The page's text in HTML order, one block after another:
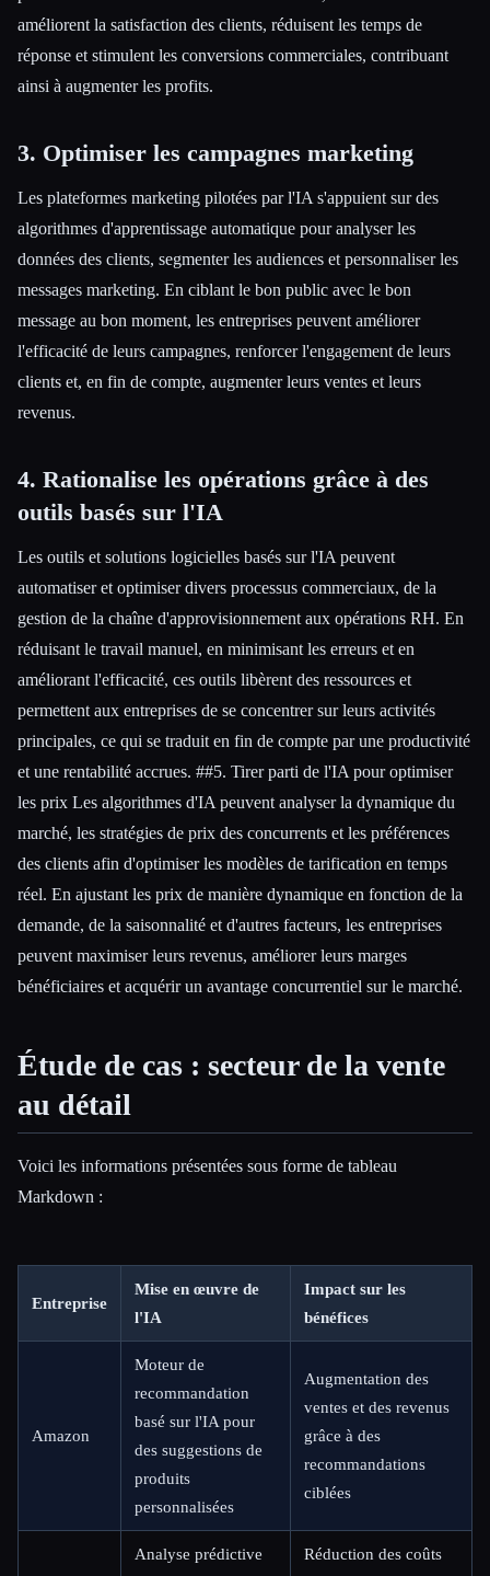
améliorent la satisfaction des clients, réduisent les temps de
réponse et stimulent les conversions commerciales, contribuant
ainsi à augmenter les profits.
3. Optimiser les campagnes marketing
Les plateformes marketing pilotées par l'IA s'appuient sur des
algorithmes d'apprentissage automatique pour analyser les
données des clients, segmenter les audiences et personnaliser les
messages marketing. En ciblant le bon public avec le bon
message au bon moment, les entreprises peuvent améliorer
l'efficacité de leurs campagnes, renforcer l'engagement de leurs
clients et, en fin de compte, augmenter leurs ventes et leurs
revenus.
4. Rationalise les opérations grâce à des
outils basés sur l'IA
Les outils et solutions logicielles basés sur l'IA peuvent
automatiser et optimiser divers processus commerciaux, de la
gestion de la chaîne d'approvisionnement aux opérations RH. En
réduisant le travail manuel, en minimisant les erreurs et en
améliorant l'efficacité, ces outils libèrent des ressources et
permettent aux entreprises de se concentrer sur leurs activités
principales, ce qui se traduit en fin de compte par une productivité
et une rentabilité accrues. ##5. Tirer parti de l'IA pour optimiser
les prix Les algorithmes d'IA peuvent analyser la dynamique du
marché, les stratégies de prix des concurrents et les préférences
des clients afin d'optimiser les modèles de tarification en temps
réel. En ajustant les prix de manière dynamique en fonction de la
demande, de la saisonnalité et d'autres facteurs, les entreprises
peuvent maximiser leurs revenus, améliorer leurs marges
bénéficiaires et acquérir un avantage concurrentiel sur le marché.
Étude de cas : secteur de la vente
au détail
Voici les informations présentées sous forme de tableau
Markdown :
Entreprise
Mise en œuvre de
l'IA
Impact sur les
bénéfices
Amazon
Moteur de
recommandation
basé sur l'IA pour
des suggestions de
produits
personnalisées
Augmentation des
ventes et des revenus
grâce à des
recommandations
ciblées
Analyse prédictive
Réduction des coûts